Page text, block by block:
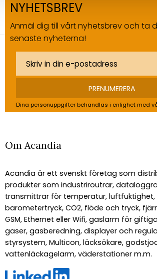
NYHETSBREV
Anmäl dig till vårt nyhetsbrev och ta
senaste nyheterna!
PRENUMERERA
Dina personuppgifter behandlas i enlighet med
Om Acandia
Acandia är ett svenskt företag som
produkter som industriroutrar,
transmittrar för temperatur, luftfuktighet,
barometertryck, CO2, flöde och tryck,
GSM, Ethernet eller Wifi, gaslarm för
gaser, gasberedning, displayer och
styrsystem, Multicon, läcksökare,
vattenläckagelarm, väderstationer m.m.